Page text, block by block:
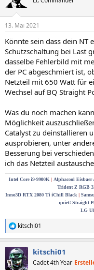
13. Mai 2021
Könnte sein dass dein NT
Schutzschaltung bei Last
dasselbe Fehlerbild mit
der PC abgeschmiert ist,
Netzteil mit 650 Watt für
Wechsel auf BQ Straight
Was du noch machen
Möglichkeit
Catalyst zu deinstallieren
ausprobieren, unter
Besserung bei
ich das Netzteil
Intel Core i9-9900K | Alphacool Eisbaer
Trident Z RGB
Inno3D RTX 2080 Ti iChill Black |
quiet! Straight
LG
R
e
k
t
i
kitschi01
kitschi01
Cadet 4th Year